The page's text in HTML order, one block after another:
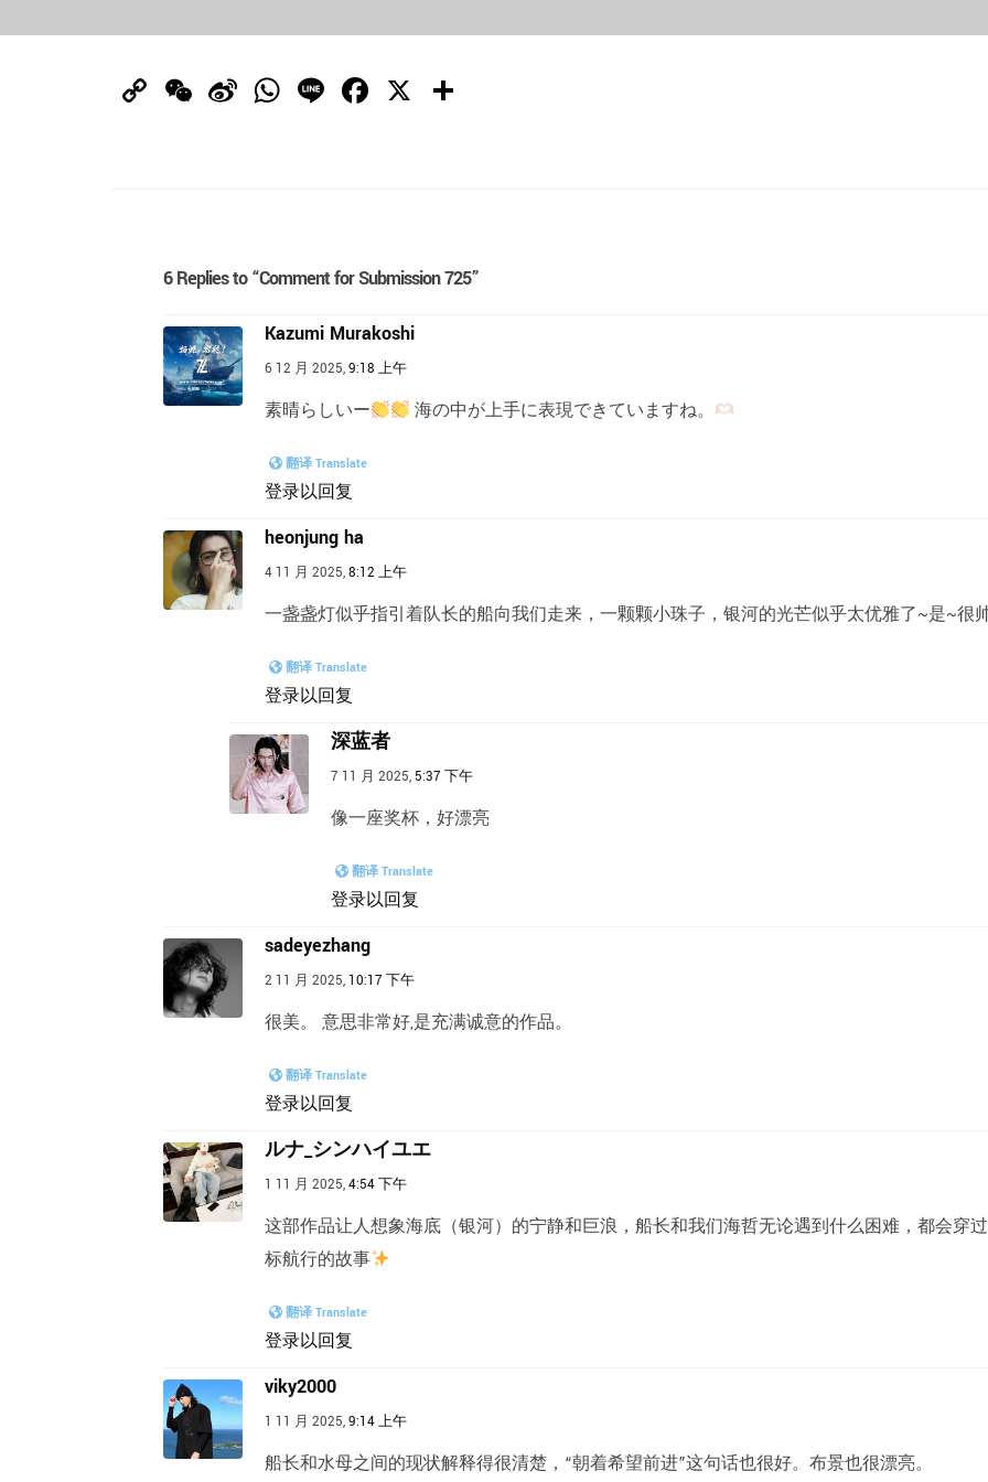
CopyWeChat
SinaWhatsApp
Line Facebook
X
6 Replies to “Comment for Submission 725”
Kazumi Murakoshi
6 12 月 2025,9:18 上午
素晴らしいー 海の中が上手に表現できていますね。
翻译 Translate
登录以回复
heonjung ha
4 11 月 2025,8:12 上午
一盏盏灯似乎指引着队长的船向我们走来，一颗颗小珠子，银河的光芒似乎太优雅了~是~很
翻译 Translate
登录以回复
深蓝者
7 11 月 2025, 5:37 下午
像一座奖杯，好漂亮
翻译 Translate
登录以回复
sadeyezhang
2 11 月 2025, 10:17 下午
很美。 意思非常好,是充满诚意的作品。
翻译 Translate
登录以回复
ルナ_シンハイユエ
1 11 月 2025,4:54 下午
这部作品让人想象海底（银河）的宁静和巨浪，船长和我们海哲无论遇到什么困难，都会穿
标航行的故事
翻译 Translate
登录以回复
viky2000
1 11 月 2025,9:14 上午
船长和水母之间的现状解释得很清楚，“朝着希望前进”这句话也很好。布景也很漂亮。